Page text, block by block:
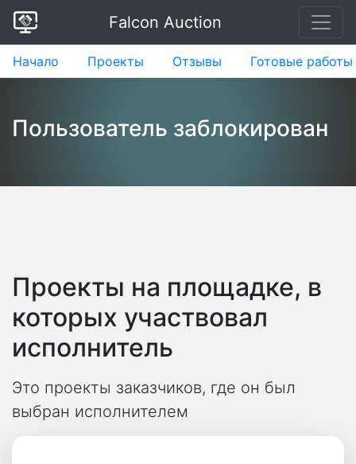
Falcon Auction
Начало Проекты Отзывы Готовые работы
Пользователь заблокирован
Проекты на площадке, в
которых участвовал
исполнитель
Это проекты заказчиков, где он был
выбран исполнителем